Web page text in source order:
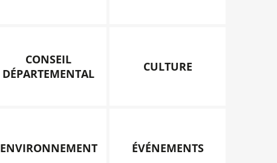
CONSEIL
DÉPARTEMENTAL
CULTURE
ENVIRONNEMENT ÉVÉNEMENTS